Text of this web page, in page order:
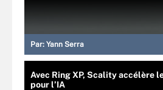
Par: Yann Serra
Avec Ring XP, Scality accélère
pour l’IA